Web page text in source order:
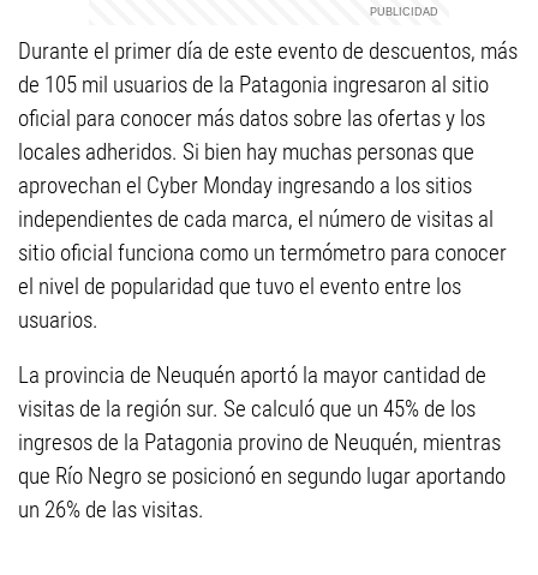
Durante el primer día de este evento de descuentos, más
de 105 mil usuarios de la Patagonia ingresaron al sitio
oficial para conocer más datos sobre las ofertas y los
locales adheridos. Si bien hay muchas personas que
aprovechan el Cyber Monday ingresando a los sitios
independientes de cada marca, el número de visitas al
sitio oficial funciona como un termómetro para conocer
el nivel de popularidad que tuvo el evento entre los
usuarios.
La provincia de Neuquén aportó la mayor cantidad de
visitas de la región sur. Se calculó que un 45% de los
ingresos de la Patagonia provino de Neuquén, mientras
que Río Negro se posicionó en segundo lugar aportando
un 26% de las visitas.